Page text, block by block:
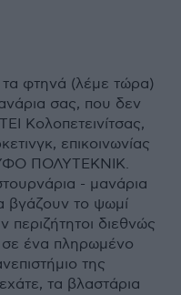
φτηνά (λέμε τώρα)
σας, που δεν
Κολοπετεινίτσας,
επικοινωνίας
ΠΟΛΥΤΕΚΝΙΚ.
- μανάρια
βγάζουν το ψωμί
περιζήτητοι διεθνώς
σε ένα πληρωμένο
της
τα βλαστάρια